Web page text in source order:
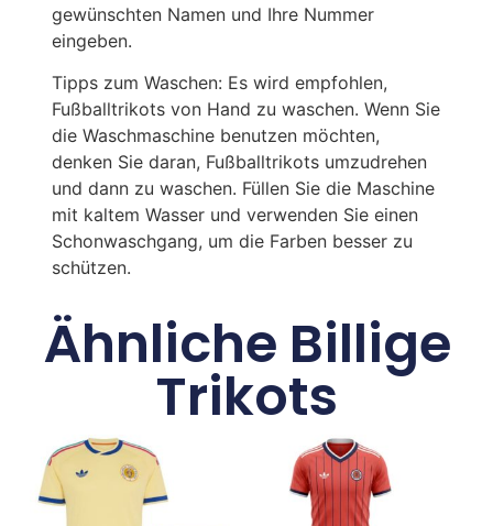
gewünschten Namen und Ihre Nummer
eingeben.
Tipps zum Waschen: Es wird empfohlen,
Fußballtrikots von Hand zu waschen. Wenn Sie
die Waschmaschine benutzen möchten,
denken Sie daran, Fußballtrikots umzudrehen
und dann zu waschen. Füllen Sie die Maschine
mit kaltem Wasser und verwenden Sie einen
Schonwaschgang, um die Farben besser zu
schützen.
Ähnliche Billige
Trikots